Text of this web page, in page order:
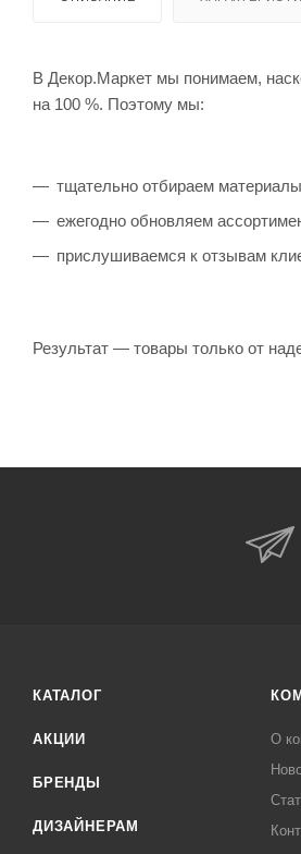
В Декор.Маркет мы понимаем,
на 100 %. Поэтому мы:
тщательно отбираем
ежегодно обновляем
прислушиваемся к отзывам
Результат — товары только от
КАТАЛОГ
АКЦИИ
БРЕНДЫ
ДИЗАЙНЕРАМ
О